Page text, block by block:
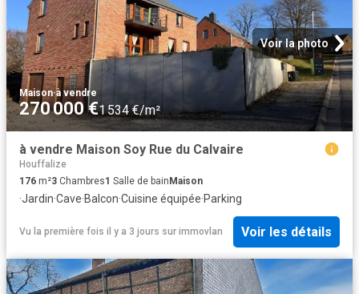
Voir la photo
Maison·à vendre
270 000 €1 534 €/m²
à vendre Maison Soy Rue du Calvaire
Houffalize
176 m²3 Chambres1 Salle de bain Maison
·Jardin·Cave·Balcon·Cuisine équipée·Parking
Vu la première fois il y a 3 jours sur immovlan Voir les détails